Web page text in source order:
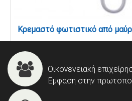
Οικογενειακή
Έμφαση στην